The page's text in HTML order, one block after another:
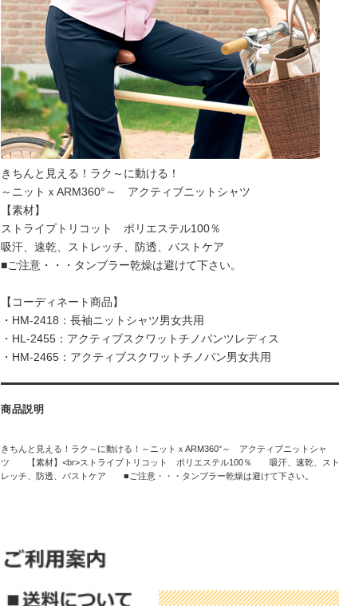
きちんと見える！ラク～に動ける！
～ニットｘARM360°～ アクティブニットシャツ
【素材】
ストライプトリコット ポリエステル100％
吸汗、速乾、ストレッチ、防透、バストケア
■ご注意・・・タンブラー乾燥は避けて下さい。
【コーディネート商品】
・ HM-2418：長袖ニットシャツ男女共用
・ HL-2455：アクティブスクワットチノパンツレディス
・ HM-2465：アクティブスクワットチノパン男女共用
商品説明
きちんと見える！ラク～に動ける！～ニットｘARM360°～ アクティブニットシャ
ツ 【素材】<br>ストライプトリコット ポリエステル100％ 吸汗、速乾、スト
レッチ、防透、バストケア ■ご注意・・・タンブラー乾燥は避けて下さい。